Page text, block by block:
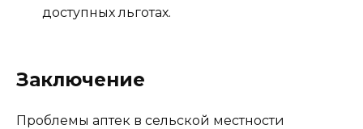
доступных льготах.
Заключение
Проблемы аптек в сельской местности